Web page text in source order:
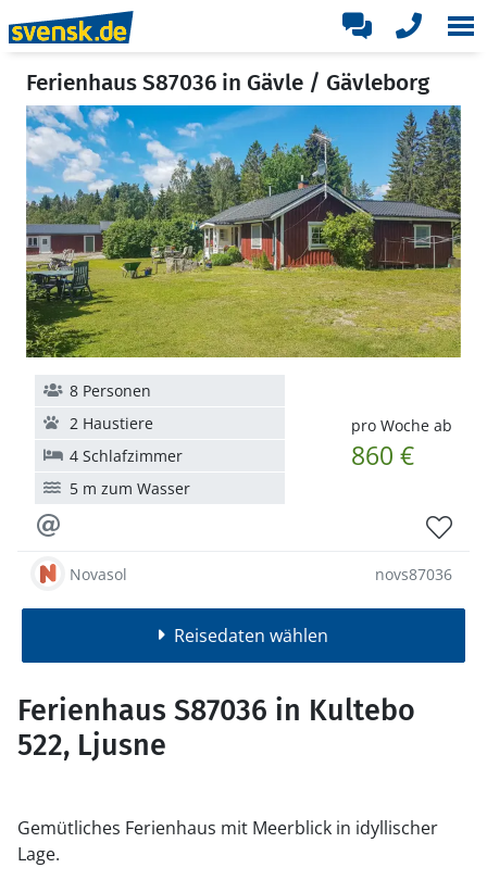
Ferienhaus S87036 in Gävle / Gävleborg
pro Woche ab
860 €
8 Personen
2 Haustiere
4 Schlafzimmer
5 m zum Wasser
Novasol novs87036
Reisedaten wählen
Ferienhaus S87036 in Kultebo
522, Ljusne
Gemütliches Ferienhaus mit Meerblick in idyllischer
Lage.